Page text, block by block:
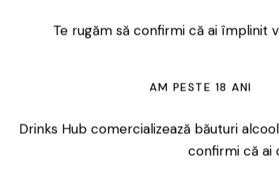
Te rugăm să confirmi că ai împlinit
AM PESTE 18 ANI
Drinks Hub comercializează băuturi
confirmi că ai